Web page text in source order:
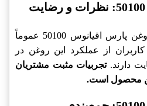
روغن پارس اقیانوس 50100: نظرات و رضایت
نظرات مشتریان درباره روغن پارس اقیانوس 50100 عموماً
از عملکرد این روغن در
دارند.تجربیات مثبت مشتریان
محصول است.